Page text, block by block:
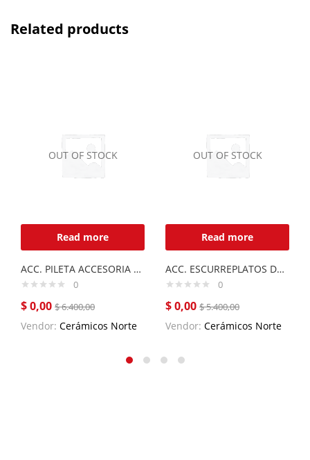
Related products
OUT OF STOCK
Read more
ACC. PILETA ACCESORIA LUXOR
0
$0,00 $6.400,00
Vendor: Cerámicos Norte
OUT OF STOCK
Read more
ACC. ESCURREPLATOS DE ACERO INOXIDABLE
0
$0,00 $5.400,00
Vendor: Cerámicos Norte